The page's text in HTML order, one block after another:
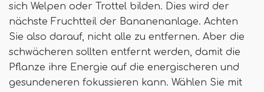
sich Welpen oder Trottel bilden. Dies wird der
nächste Fruchtteil der Bananenanlage. Achten
Sie also darauf, nicht alle zu entfernen. Aber die
schwächeren sollten entfernt werden, damit die
Pflanze ihre Energie auf die energischeren und
gesundeneren fokussieren kann. Wählen Sie mit